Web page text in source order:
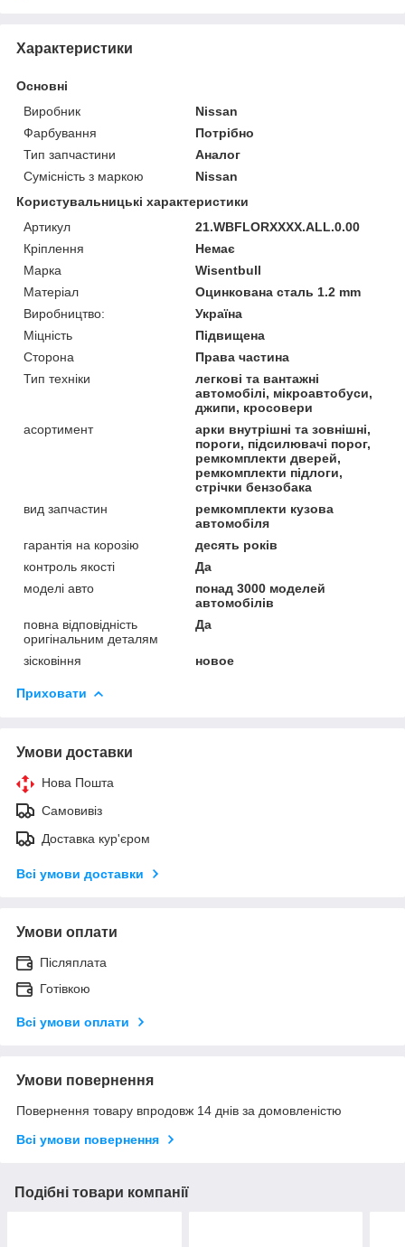
Характеристики
Основні
Виробник
Nissan
Фарбування
Потрібно
Тип запчастини
Аналог
Сумісність з маркою
Nissan
Користувальницькі характеристики
Артикул
21.WBFLORXXXX.ALL.0.00
Кріплення
Немає
Марка
Wisentbull
Матеріал
Оцинкована сталь 1.2 mm
Виробництво:
Україна
Міцність
Підвищена
Сторона
Права частина
Тип техніки
легкові та вантажні
автомобілі, мікроавтобуси,
джипи, кросовери
асортимент
арки внутрішні та зовнішні,
пороги, підсилювачі порог,
ремкомплекти дверей,
ремкомплекти підлоги,
стрічки бензобака
вид запчастин
ремкомплекти кузова
автомобіля
гарантія на корозію
десять років
контроль якості
Да
моделі авто
понад 3000 моделей
автомобілів
повна відповідність
оригінальним деталям
Да
зісковіння новое
Приховати
Умови доставки
Нова Пошта
Самовивіз
Доставка кур'єром
Всі умови доставки
Умови оплати
Післяплата
Готівкою
Всі умови оплати
Умови повернення
Повернення товару впродовж 14 днів за домовленістю
Всі умови повернення
Подібні товари компанії